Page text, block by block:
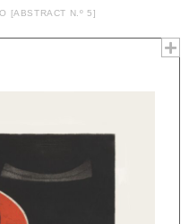
[ABSTRACT N.º 5]